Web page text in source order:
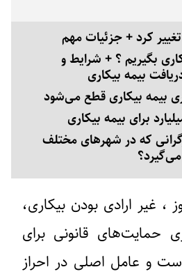
کرد + جزئیات مهم
بگیریم ؟ + شرایط و
بیمه بیکاری
بیمه بیکاری قطع می‌شود
که در شهر‌های مختلف
، غیر ارادی بودن بیکاری،
حمایت‌های قانونی برای
و عامل اصلی در احراز